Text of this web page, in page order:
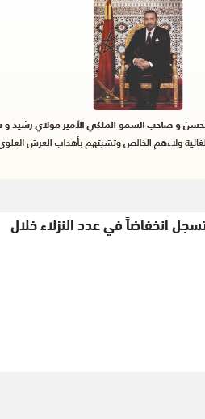
انخفاضاً في عدد النزلاء خلال